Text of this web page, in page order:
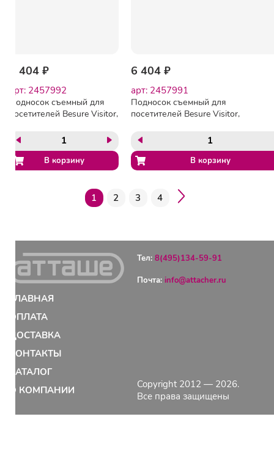
6 404 ₽
арт: 2457992
Подносок съемный для
посетителей Besure Visitor,
6 404 ₽
арт: 2457991
Подносок съемный для
посетителей Besure Visitor,
1 2 3 4
Тел: 8(495)134-59-91
Почта: info@attacher.ru
ГЛАВНАЯ
ОПЛАТА
ДОСТАВКА
КОНТАКТЫ
КАТАЛОГ
О КОМПАНИИ
Copyright 2012 — 2026.
Все права защищены